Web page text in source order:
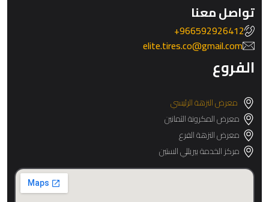
تواصل معنا
966592926412+
elite.tires.co@gmail.com
الفروع
معرض النزهة الرئيسي
معرض المكرونة الثمانين
معرض النزهة الفرع
مركز الخدمة بيريللي الستين